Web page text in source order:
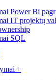
Power Bi
IT projektų
SQL
+